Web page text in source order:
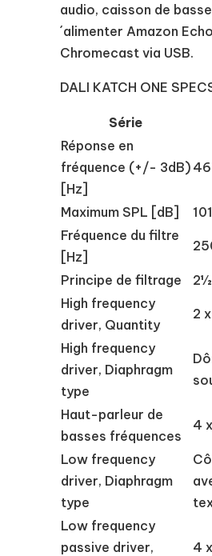
audio, caisson de
´alimenter Amazon
Chromecast via USB.
DALI KATCH ONE
Série
Réponse en
fréquence (+/- 3dB)
[Hz]
Maximum SPL [dB]
101
Fréquence du filtre
[Hz]
Principe de filtrage
High frequency
driver, Quantity
2
High frequency
driver, Diaphragm
type
Haut-parleur de
basses fréquences
4
Low frequency
driver, Diaphragm
type
Low frequency
passive driver,
4